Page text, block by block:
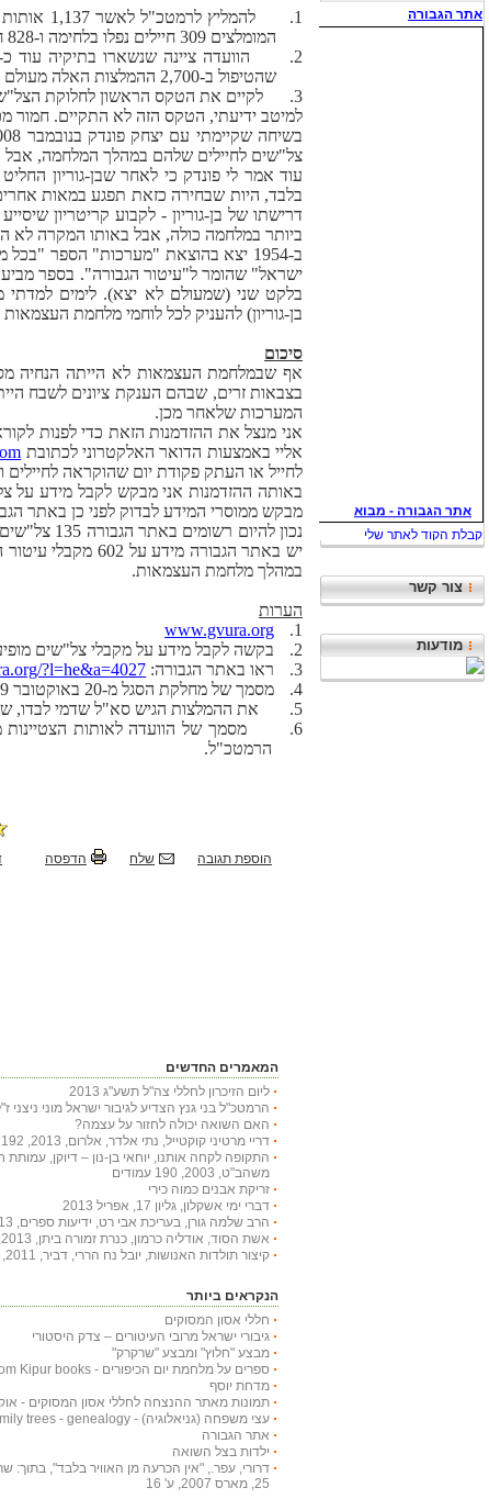
צור קשר
מודעות
1.
להמליץ לרמטכ"ל לאשר 1,137 אותות הצטיינות בשבע רמות - מציון לשבח (הרמה הגבוהה ביותר) ועד לאות גבורה דרג 2 (הרמה הנמוכה ביותר)
המומלצים 309 חיילים נפלו בלחימה ו-828 חיילים נותרו בחיים.
2.
שהטיפול ב-2,700 ההמלצות האלה מעולם לא הושלם).
3.
לקיים את הטקס הראשון לחלוקת הצל"שים
למיטב ידיעתי, הטקס הזה לא התקיים. חמור מכך: אבדה הרשימה של 1,137 מומלצי הוועדה. הרשימה הזאת
צל"שים לחיילים שלהם במהלך המלחמה, אבל
דרישתו של בן-גוריון - לקבוע קריטריון
ביותר במלחמה כולה, אבל באותו המקרה לא הושג
ב-1954 יצא בהוצאת "מערכות" הספר
"בכל
בלקט שני (שמעולם לא יצא). לימים למדתי
בן-גוריון) להעניק לכל לוחמי מלחמת העצמאות רק 12 עיטורי גיבור ישראל. בעתיד הקרוב יפורסם הספר במלואו באתר
סיכום
אף שבמלחמת העצמאות לא הייתה הנחיה
בצבאות זרים, שבהם הענקת ציונים לשבח
המערכות שלאחר מכן.
אני מנצל את ההזדמנות הזאת כדי לפנות
אליי באמצעות הדואר האלקטרוני לכתובת
לחייל או העתק פקודת יום שהוקראה
באותה ההזדמנות אני מבקש לקבל מידע על
מבקש ממוסרי המידע לבדוק לפני כן באתר
במהלך מלחמת העצמאות.
הערות
1.
www.gvura.org
2.
בקשה לקבל מידע על מקבלי צל"שים
3.
ראו באתר הגבורה: ?l=he&a=4027
4.
מסמך של מחלקת הסגל מ-20 באוקטובר 1949, סימוכין מס/-4 9/9, בחתימת סא"ל נחום שדמי, ראש מחלקת הסגל במטכ"ל, המופנה לרמטכ"ל ולסגנו.
5.
את ההמלצות הגיש סא"ל שדמי לבדו,
6.
הרמטכ"ל.
הוספת תגובה שלח הדפסה
המאמרים החדשים
ליום הזיכרון לחללי צה"ל תשע"ג 2013
הרמטכ"ל בני גנץ הצדיע לגיבור ישראל מוני ניצני
האם השואה יכולה לחזור על עצמה?
דריי מרטיני קוקטייל, נתי אלדר, אלרום, 2013, 192 עמודים
התקופה לקחה אותנו, יוחאי בן-נון – דיוקן,
משהב"ט, 2003, 190 עמודים
זריקת אבנים כמוה כירי
דברי ימי אשקלון, גליון 17, אפריל 2013
הרב שלמה גורן, בעריכת אבי רט, ידיעות ספרים, 2013, 366 עמודים
אשת הסוד, אודליה כרמון, כנרת זמורה ביתן, 2013, 222 עמודים
קיצור תולדות האנושות, יובל נח הררי, דביר, 2011, 447 עמודים
הנקראים ביותר
חללי אסון המסוקים
גיבורי ישראל מרובי העיטורים – צדק היסטורי
מבצע "חלוץ" ומבצע "שרקרק"
ספרים על מלחמת יום הכיפורים - Yom Kipur books
מדחת יוסף
תמונות מאתר ההנצחה לחללי אסון המסוקים -
עצי משפחה (גניאלוגיה) - Family trees - genealogy
אתר הגבורה
ילדות בצל השואה
דרורי, עפר., "אין הכרעה מן האוויר בלבד", בתוך:
25, מארס 2007, ע' 16